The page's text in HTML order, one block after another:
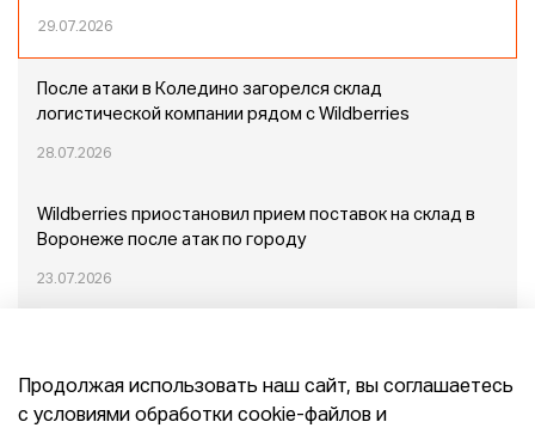
29.07.2026
После атаки в Коледино загорелся склад
логистической компании рядом с Wildberries
28.07.2026
Wildberries приостановил прием поставок на склад в
Воронеже после атак по городу
23.07.2026
Продолжая использовать наш сайт, вы соглашаетесь
с условиями обработки cookie-файлов и